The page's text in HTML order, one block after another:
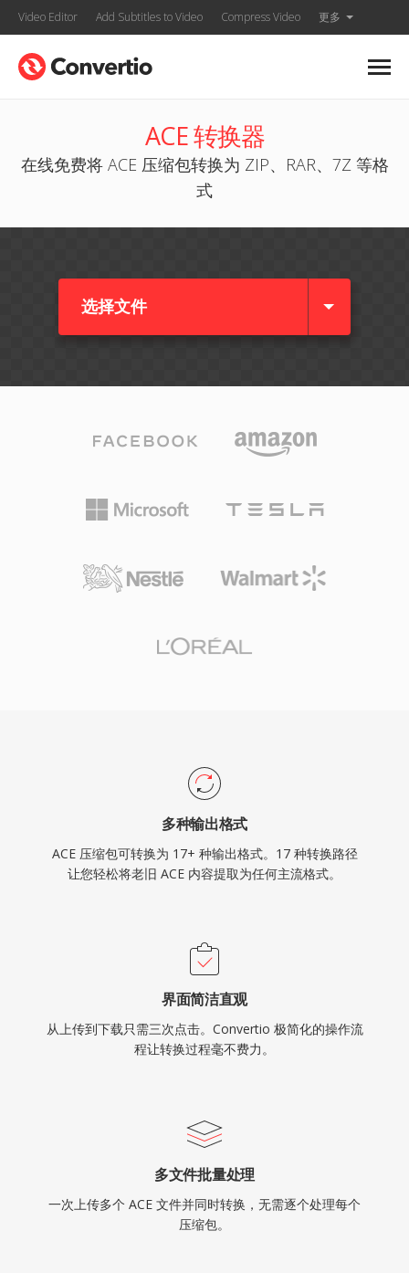
Video Editor Add Subtitles to Video Compress Video 更多
ACE 转换器
在线免费将 ACE 压缩包转换为 ZIP、RAR、7Z 等格
式
选择文件
多种输出格式
ACE 压缩包可转换为 17+ 种输出格式。17 种转换路径
让您轻松将老旧 ACE 内容提取为任何主流格式。
界面简洁直观
从上传到下载只需三次点击。Convertio 极简化的操作流
程让转换过程毫不费力。
多文件批量处理
一次上传多个 ACE 文件并同时转换，无需逐个处理每个
压缩包。